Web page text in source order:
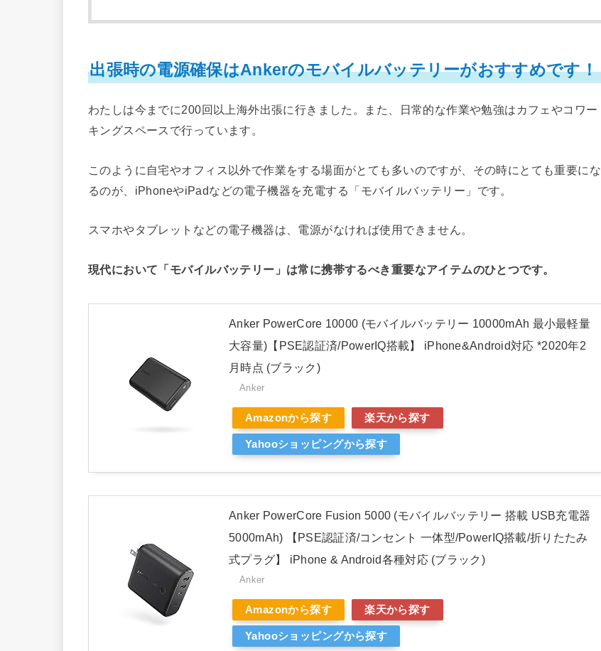
出張時の電源確保はAnkerのモバイルバッテリーがおすすめです！
わたしは今までに200回以上海外出張に行きました。また、日常的な作業や勉強はカフェやコワー
キングスペースで行っています。
このように自宅やオフィス以外で作業をする場面がとても多いのですが、その時にとても重要にな
るのが、iPhoneやiPadなどの電子機器を充電する「モバイルバッテリー」です。
スマホやタブレットなどの電子機器は、電源がなければ使用できません。
現代において「モバイルバッテリー」は常に携帯するべき重要なアイテムのひとつです。
Anker PowerCore 10000 (モバイルバッテリー 10000mAh 最小最軽量
大容量)【PSE認証済/PowerIQ搭載】 iPhone&Android対応 *2020年2
月時点 (ブラック)
Anker
Amazonから探す 楽天から探す
Yahooショッピングから探す
Anker PowerCore Fusion 5000 (モバイルバッテリー 搭載 USB充電器
5000mAh) 【PSE認証済/コンセント 一体型/PowerIQ搭載/折りたたみ
式プラグ】 iPhone & Android各種対応 (ブラック)
Anker
Amazonから探す 楽天から探す
Yahooショッピングから探す